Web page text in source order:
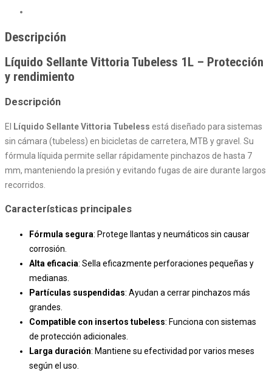
Descripción
Líquido Sellante Vittoria Tubeless 1L – Protección
y rendimiento
Descripción
El Líquido Sellante Vittoria Tubeless está diseñado para sistemas
sin cámara (tubeless) en bicicletas de carretera, MTB y gravel. Su
fórmula líquida permite sellar rápidamente pinchazos de hasta 7
mm, manteniendo la presión y evitando fugas de aire durante largos
recorridos.
Características principales
Fórmula segura: Protege llantas y neumáticos sin causar
corrosión.
Alta eficacia: Sella eficazmente perforaciones pequeñas y
medianas.
Partículas suspendidas: Ayudan a cerrar pinchazos más
grandes.
Compatible con insertos tubeless: Funciona con sistemas
de protección adicionales.
Larga duración: Mantiene su efectividad por varios meses
según el uso.